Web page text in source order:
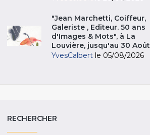
"Jean Marchetti, Coiffeur,
Galeriste , Editeur. 50 ans
d'Images & Mots", à La
Louvière, jusqu'au 30 Août
YvesCalbert le 05/08/2026
RECHERCHER